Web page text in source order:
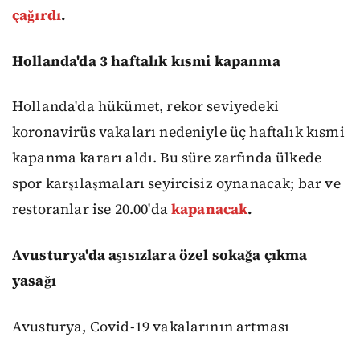
çağırdı.
Hollanda'da 3 haftalık kısmi kapanma
Hollanda'da hükümet, rekor seviyedeki
koronavirüs vakaları nedeniyle üç haftalık kısmi
kapanma kararı aldı. Bu süre zarfında ülkede
spor karşılaşmaları seyircisiz oynanacak; bar ve
restoranlar ise 20.00'dakapanacak.
Avusturya'da aşısızlara özel sokağa çıkma
yasağı
Avusturya, Covid-19 vakalarının artması